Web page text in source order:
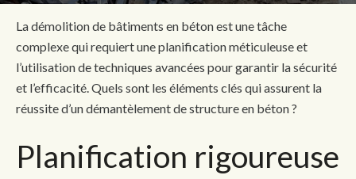
La démolition de bâtiments en béton est une tâche
complexe qui requiert une planification méticuleuse et
l’utilisation de techniques avancées pour garantir la sécurité
et l’efficacité. Quels sont les éléments clés qui assurent la
réussite d’un démantèlement de structure en béton ?
Planification rigoureuse